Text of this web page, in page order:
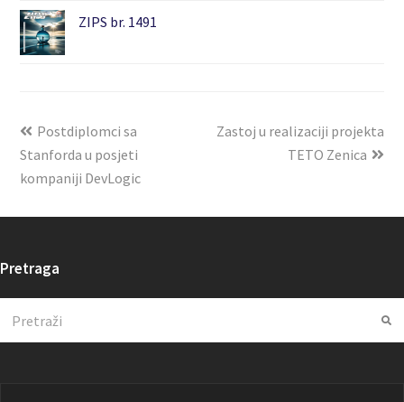
ZIPS br. 1491
Postdiplomci sa
Stanforda u posjeti
kompaniji DevLogic
Zastoj u realizaciji projekta
TETO Zenica
Pretraga